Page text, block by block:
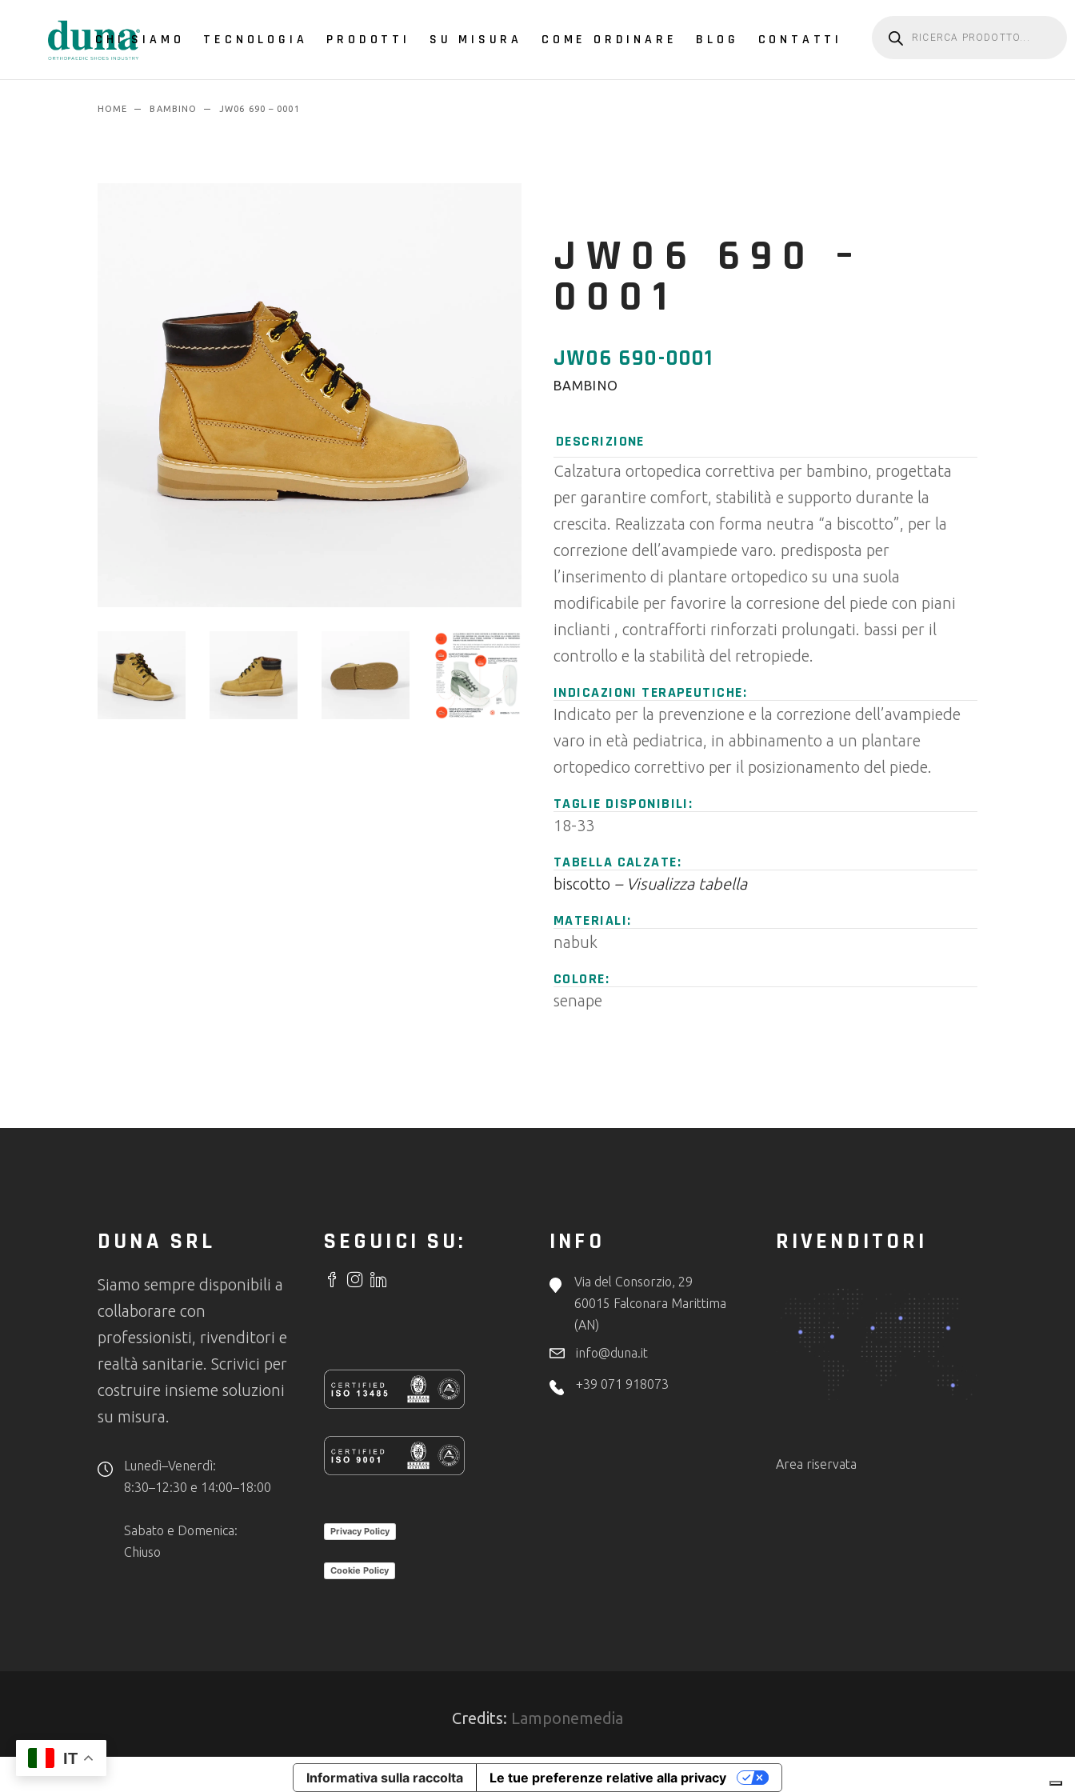
CHI SIAMO TECNOLOGIA PRODOTTI SU MISURA COME ORDINARE BLOG CONTATTI
HOME BAMBINO JW06 690 – 0001
JW06 690 –
0001
JW06 690-0001
BAMBINO
DESCRIZIONE
Calzatura ortopedica correttiva per bambino, progettata
per garantire comfort, stabilità e supporto durante la
crescita. Realizzata con forma neutra “a biscotto”, per la
correzione dell’avampiede varo. predisposta per
l’inserimento di plantare ortopedico su una suola
modificabile per favorire la corresione del piede con piani
inclianti , contrafforti rinforzati prolungati. bassi per il
controllo e la stabilità del retropiede.
INDICAZIONI TERAPEUTICHE:
Indicato per la prevenzione e la correzione dell’avampiede
varo in età pediatrica, in abbinamento a un plantare
ortopedico correttivo per il posizionamento del piede.
TAGLIE DISPONIBILI:
18-33
TABELLA CALZATE:
biscotto – Visualizza tabella
MATERIALI:
nabuk
COLORE:
senape
DUNA SRL
Siamo sempre disponibili a
collaborare con
professionisti, rivenditori e
realtà sanitarie. Scrivici per
costruire insieme soluzioni
su misura.
Lunedì–Venerdì:
8:30–12:30 e 14:00–18:00
Sabato e Domenica:
Chiuso
SEGUICI SU:
Privacy Policy
Cookie Policy
INFO
Via del Consorzio, 29
60015 Falconara Marittima
(AN)
info@duna.it
+39 071 918073
RIVENDITORI
Area riservata
Credits: Lamponemedia
IT
Informativa sulla raccolta Le tue preferenze relative alla privacy